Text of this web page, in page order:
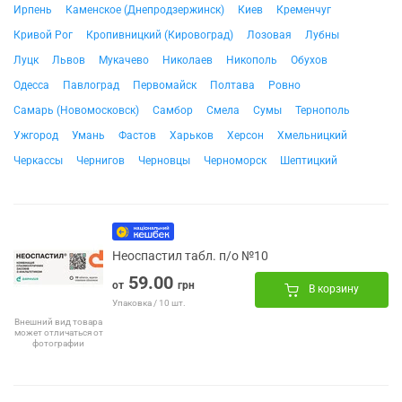
Ирпень Каменское (Днепродзержинск) Киев
Кременчуг
Кривой Рог
Кропивницкий (Кировоград) Лозовая
Лубны
Луцк
Львов Мукачево Николаев Никополь
Обухов
Одесса
Павлоград Первомайск Полтава
Ровно
Самарь (Новомосковск)
Самбор Смела Сумы
Тернополь
Ужгород
Умань Фастов Харьков Херсон
Хмельницкий
Черкассы
Чернигов Черновцы Черноморск Шептицкий
Внешний вид товара
может отличаться от
фотографии
Неоспастил табл. п/о №10
от 59.00 грн
Упаковка / 10 шт.
В корзину